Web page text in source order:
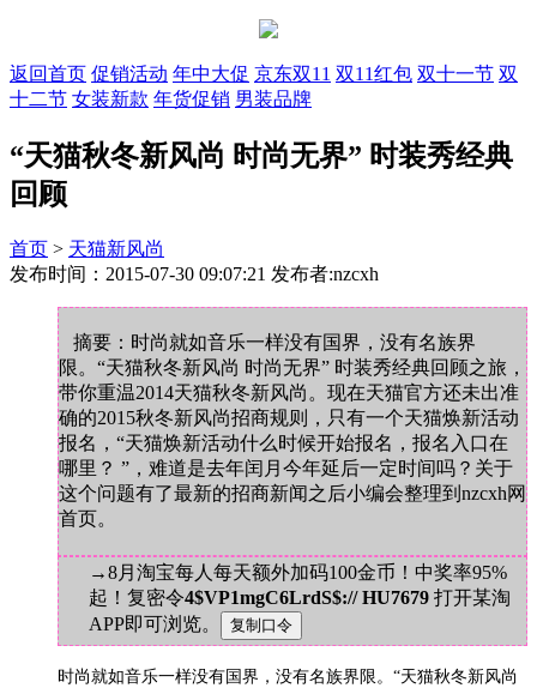
返回首页 促销活动 年中大促 京东双11 双11红包 双十一节 双
十二节 女装新款 年货促销 男装品牌
“天猫秋冬新风尚 时尚无界” 时装秀经典
回顾
首页 > 天猫新风尚
发布时间：2015-07-30 09:07:21 发布者:nzcxh
摘要：时尚就如音乐一样没有国界，没有名族界
限。“天猫秋冬新风尚 时尚无界” 时装秀经典回顾之旅，
带你重温2014天猫秋冬新风尚。现在天猫官方还未出准
确的2015秋冬新风尚招商规则，只有一个天猫焕新活动
报名，“天猫焕新活动什么时候开始报名，报名入口在
哪里？ ”，难道是去年闰月今年延后一定时间吗？关于
这个问题有了最新的招商新闻之后小编会整理到nzcxh网
首页。
→8月淘宝每人每天额外加码100金币！中奖率95%
起！复密令4$VP1mgC6LrdS$:// HU7679 打开某淘
APP即可浏览。
时尚就如音乐一样没有国界，没有名族界限。“天猫秋冬新风尚